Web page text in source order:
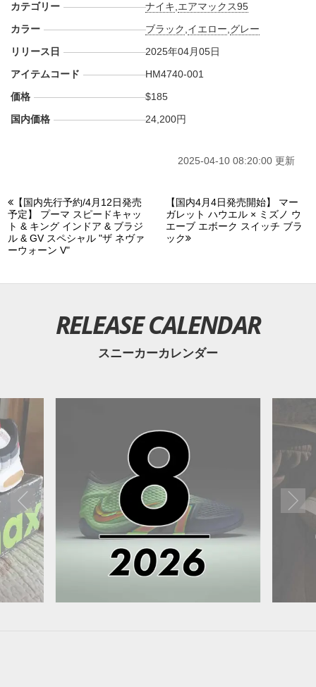
カテゴリー ナイキ エアマックス95
カラー
ブラック イエロー グレー
リリース日
2025年04月05日
アイテムコード
HM4740-001
価格
$185
国内価格
24,200円
2025-04-10 08:20:00 更新
【国内先行予約/4月12日発売
予定】 プーマ スピードキャッ
ト & キング インドア & ブラジ
ル & GV スペシャル "ザ ネヴァ
ーウォーン V"
【国内4月4日発売開始】 マー
ガレット ハウエル × ミズノ ウ
エーブ エボーク スイッチ ブラ
ック
RELEASE CALENDAR
スニーカーカレンダー